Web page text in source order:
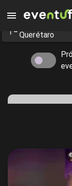
Eventos en
Querétaro